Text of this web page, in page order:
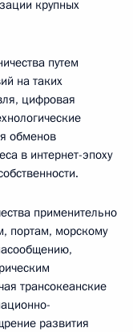
крупных
путем
на таких
цифровая
обменов
в интернет-эпоху
применительно
портам, морскому
трансокеанские
развития